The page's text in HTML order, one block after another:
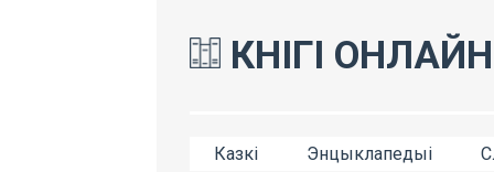
КНІГІ ОНЛАЙН
Казкі Энцыклапедыі